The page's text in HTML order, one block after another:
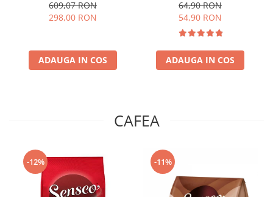
609,07 RON
298,00 RON
ADAUGA IN COS
64,90 RON
54,90 RON
ADAUGA IN COS
CAFEA
-12% -11%